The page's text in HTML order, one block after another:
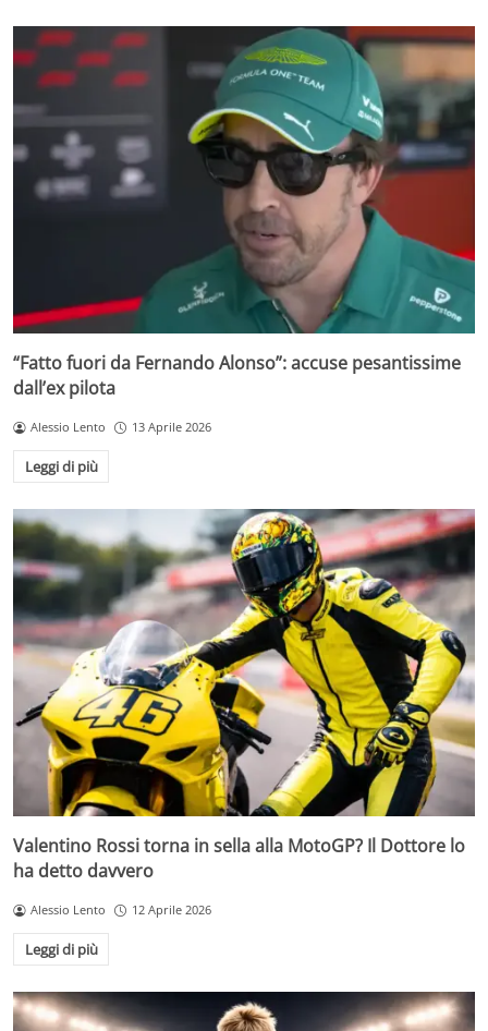
“Fatto fuori da Fernando Alonso”: accuse pesantissime
dall’ex pilota
Alessio Lento 13 Aprile 2026
Leggi di più
Valentino Rossi torna in sella alla MotoGP? Il Dottore lo
ha detto davvero
Alessio Lento 12 Aprile 2026
Leggi di più